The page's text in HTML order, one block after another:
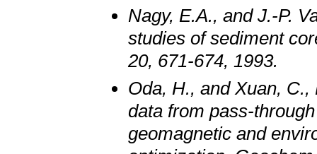
Nagy, E.A., and J.-P.
studies of sediment
20, 671-674, 1993.
Oda, H., and Xuan,
data from pass-
geomagnetic and